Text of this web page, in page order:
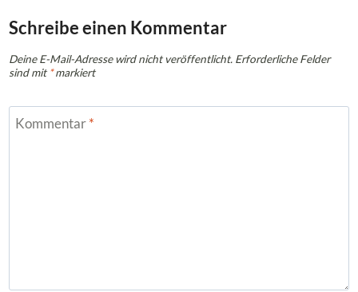
Schreibe einen Kommentar
Deine E-Mail-Adresse wird nicht veröffentlicht. Erforderliche Felder
sind mit*markiert
Kommentar*